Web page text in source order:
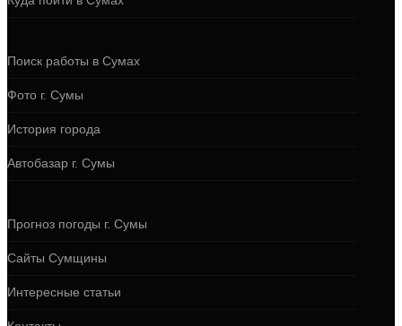
Поиск работы в Сумах
Фото г. Сумы
История города
Автобазар г. Сумы
Прогноз погоды г. Сумы
Сайты Сумщины
Интересные статьи